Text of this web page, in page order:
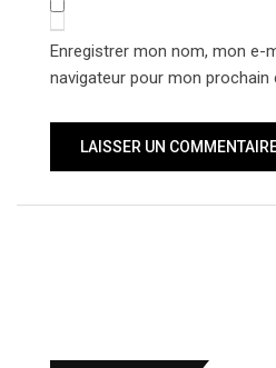
Enregistrer mon nom, mon e-
navigateur pour mon prochain